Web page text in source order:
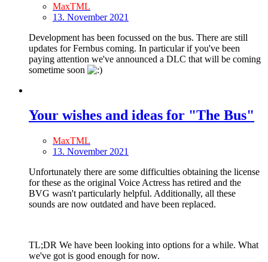
MaxTML
13. November 2021
Development has been focussed on the bus. There are still
updates for Fernbus coming. In particular if you've been
paying attention we've announced a DLC that will be coming
sometime soon
Your wishes and ideas for "The Bus"
MaxTML
13. November 2021
Unfortunately there are some difficulties obtaining the license
for these as the original Voice Actress has retired and the
BVG wasn't particularly helpful. Additionally, all these
sounds are now outdated and have been replaced.
TL;DR We have been looking into options for a while. What
we've got is good enough for now.